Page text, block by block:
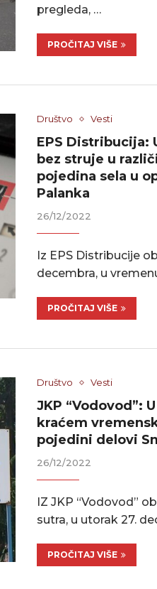
pregleda, …
PROČITAJ VIŠE
Društvo Vesti
EPS Distribucija:
bez struje u
pojedina sela u
Palanka
26/12/2022
Iz EPS Distribucije
decembra, u
PROČITAJ VIŠE
Društvo Vesti
JKP “Vodovod”:
kraćem
pojedini delovi
26/12/2022
IZ JKP “Vodovod”
sutra, u utorak 27.
PROČITAJ VIŠE